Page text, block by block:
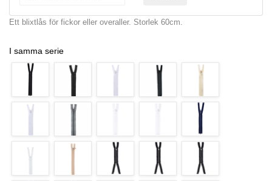
Ett blixtlås för fickor eller overaller. Storlek 60cm.
I samma serie